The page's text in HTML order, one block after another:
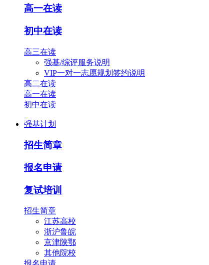
高一在读
初中在读
高三在读
强基/综评服务说明
VIP一对一志愿规划签约说明
高二在读
高一在读
初中在读
强基计划
招生简章
报名申请
复试培训
招生简章
江苏高校
浙沪鲁皖
京津陕鄂
其他院校